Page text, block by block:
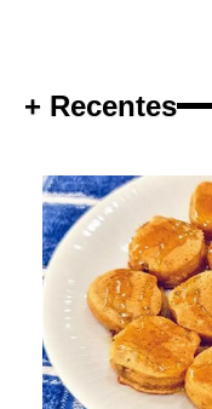
+ Recentes